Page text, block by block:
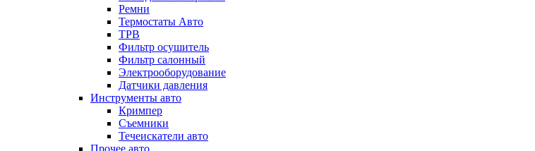
Ремни
Термостаты Авто
ТРВ
Фильтр осушитель
Фильтр салонный
Электрооборудование
Датчики давления
Инструменты авто
Кримпер
Съемники
Течеискатели авто
Прочее авто